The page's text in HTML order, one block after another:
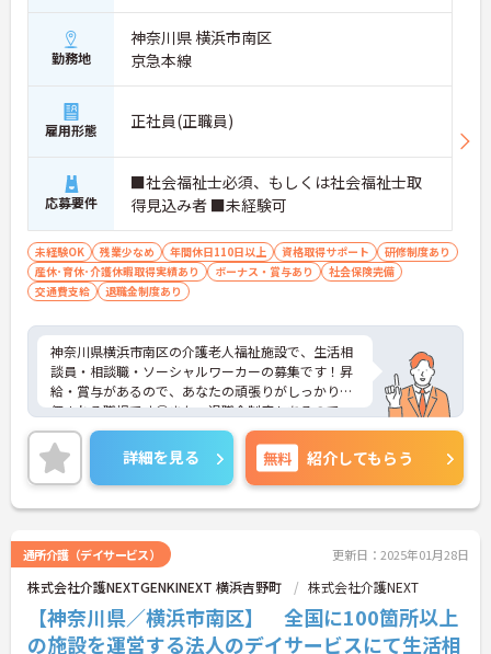
勤務地
神奈川県 横浜市南区
京急本線
雇用形態 正社員(正職員)
応募要件
■社会福祉士必須、もしくは社会福祉士取
得見込み者 ■未経験可
未経験OK 残業少なめ 年間休日110日以上 資格取得サポート
研修制度あり
産休･育休･介護休暇取得実績あり
ボーナス・賞与あり
社会保険完備
交通費支給
退職金制度あり
神奈川県横浜市南区の介護老人福祉施設で、生活相
談員・相談職・ソーシャルワーカーの募集です！昇
給・賞与があるので、あなたの頑張りがしっかり評
価される職場です◎また、退職金制度もあるので、
安心して長く働きやすい環境が整っています♪ご興
味のある方は、面接ポイントをお伝えしますので、
お気軽にご連絡ください。
詳細を見る 無料 紹介してもらう
通所介護（デイサービス） 更新日：2025年01月28日
株式会社介護NEXTGENKINEXT 横浜吉野町 株式会社介護NEXT
【神奈川県／横浜市南区】 全国に100箇所以上
の施設を運営する法人のデイサービスにて生活相